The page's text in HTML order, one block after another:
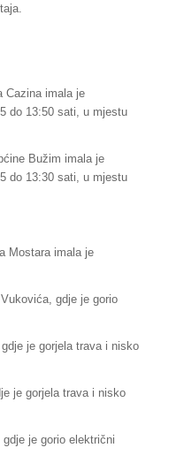
Cazina imala je
do 13:50 sati, u mjestu
Bužim imala je
do 13:30 sati, u mjestu
Mostara imala je
gdje je gorio
je gorjela trava i nisko
je gorjela trava i nisko
je gorio električni